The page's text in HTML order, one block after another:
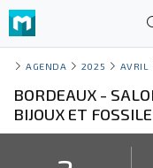
AGENDA 2025 AVRIL
BORDEAUX -
BIJOUX ET